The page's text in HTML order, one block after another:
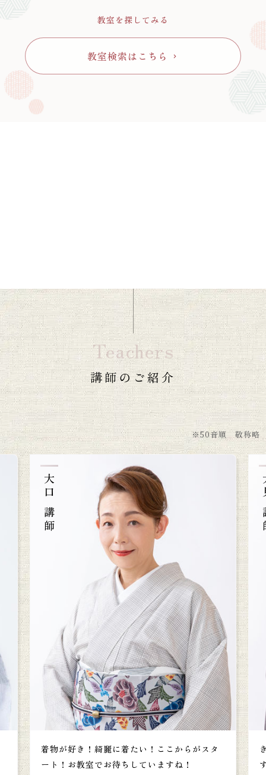
教室を探してみる
教室検索はこちら chevron_right
Teachers
講師のご紹介
※50音順 敬称略
大口 講師
着物が好き！綺麗に着たい！ここからがスタ
ート！お教室でお待ちしていますね！